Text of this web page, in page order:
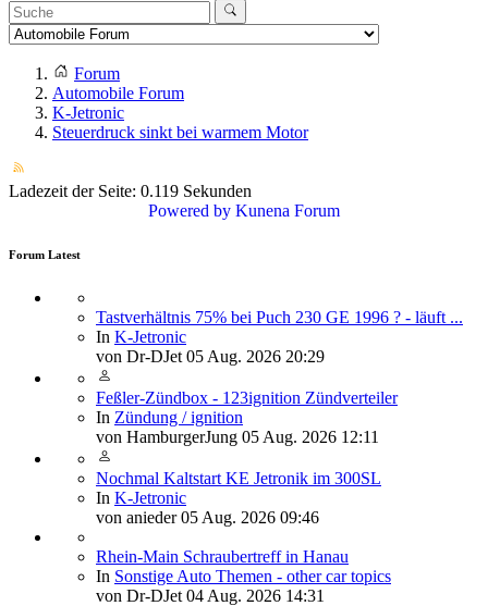
Forum
Automobile Forum
K-Jetronic
Steuerdruck sinkt bei warmem Motor
Ladezeit der Seite: 0.119 Sekunden
Powered by Kunena Forum
Forum Latest
Tastverhältnis 75% bei Puch 230 GE 1996 ? - läuft ...
In K-Jetronic
von Dr-DJet 05 Aug. 2026 20:29
Feßler-Zündbox - 123ignition Zündverteiler
In Zündung / ignition
von HamburgerJung 05 Aug. 2026 12:11
Nochmal Kaltstart KE Jetronik im 300SL
In K-Jetronic
von anieder 05 Aug. 2026 09:46
Rhein-Main Schraubertreff in Hanau
In Sonstige Auto Themen - other car topics
von Dr-DJet 04 Aug. 2026 14:31